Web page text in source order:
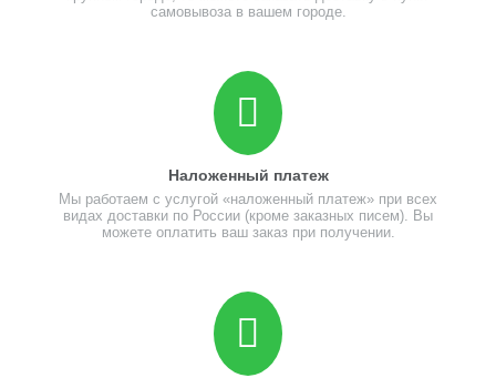
самовывоза в вашем городе.
Наложенный платеж
Мы работаем с услугой «наложенный платеж» при всех
видах доставки по России (кроме заказных писем). Вы
можете оплатить ваш заказ при получении.